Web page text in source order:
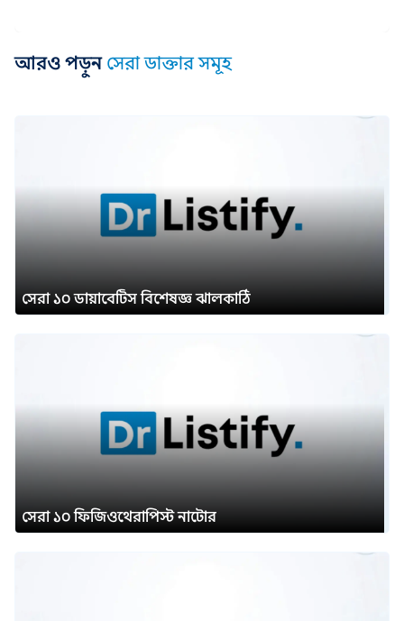
আরও পড়ুন সেরা ডাক্তার সমূহ
সেরা ১০ ডায়াবেটিস বিশেষজ্ঞ ঝালকাঠি
সেরা ১০ ফিজিওথেরাপিস্ট নাটোর